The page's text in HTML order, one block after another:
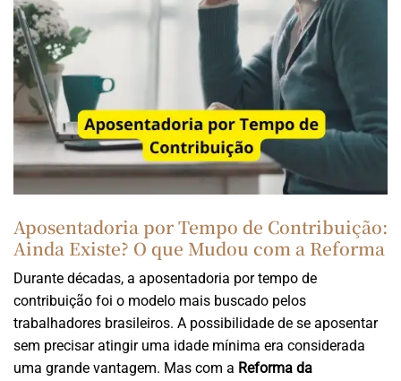
Aposentadoria por Tempo de Contribuição:
Ainda Existe? O que Mudou com a Reforma
Durante décadas, a aposentadoria por tempo de
contribuição foi o modelo mais buscado pelos
trabalhadores brasileiros. A possibilidade de se aposentar
sem precisar atingir uma idade mínima era considerada
uma grande vantagem. Mas com a Reforma da